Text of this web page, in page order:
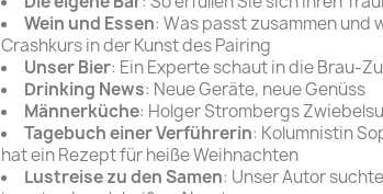
Wein und Essen: Was passt zusammen und
Crashkurs in der Kunst des Pairing
Unser Bier: Ein Experte schaut in die Brau-
Drinking News: Neue Geräte, neue Genüss
Männerküche: Holger Strombergs
Tagebuch einer Verführerin: Kolumnistin
hat ein Rezept für heiße Weihnachten
Lustreise zu den Samen: Unser Autor